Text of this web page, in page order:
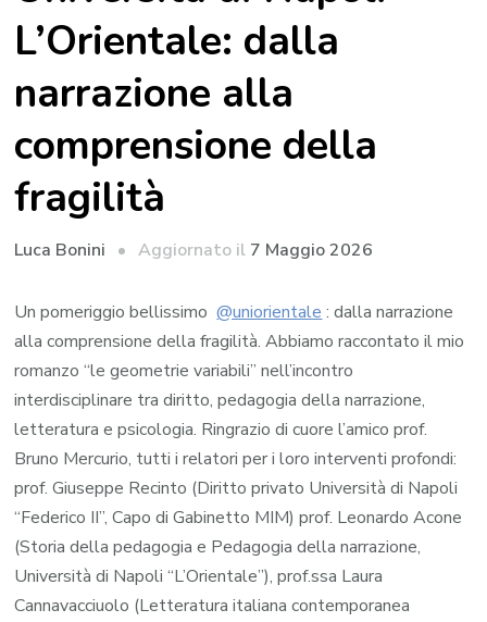
L’Orientale: dalla
narrazione alla
comprensione della
fragilità
Luca Bonini Aggiornato il 7 Maggio 2026
Un pomeriggio bellissimo@uniorientale : dalla narrazione
alla comprensione della fragilità. Abbiamo raccontato il mio
romanzo “le geometrie variabili” nell’incontro
interdisciplinare tra diritto, pedagogia della narrazione,
letteratura e psicologia. Ringrazio di cuore l’amico prof.
Bruno Mercurio, tutti i relatori per i loro interventi profondi:
prof. Giuseppe Recinto (Diritto privato Università di Napoli
“Federico II”, Capo di Gabinetto MIM) prof. Leonardo Acone
(Storia della pedagogia e Pedagogia della narrazione,
Università di Napoli “L’Orientale”), prof.ssa Laura
Cannavacciuolo (Letteratura italiana contemporanea